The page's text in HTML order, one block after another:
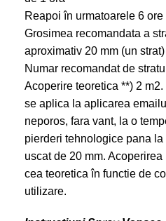
Reapoi în urmatoarele 6 ore
Grosimea recomandata a
aproximativ 20 mm (un strat)
Numar recomandat de
Acoperire teoretica **) 2
se aplica la aplicarea
neporos, fara vant, la o
pierderi tehnologice pana
uscat de 20 mm.
cea teoretica în functie de
utilizare.